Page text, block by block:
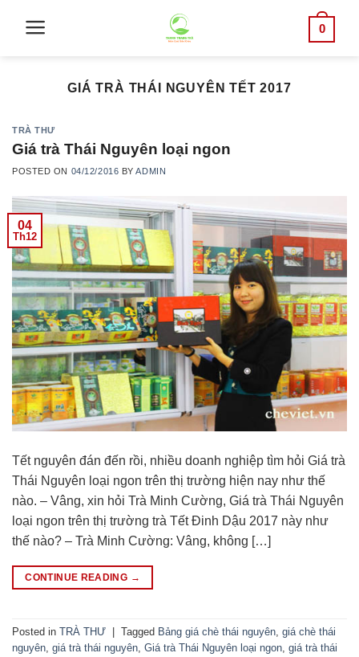
0
GIÁ TRÀ THÁI NGUYÊN TẾT 2017
TRÀ THƯ
Giá trà Thái Nguyên loại ngon
POSTED ON 04/12/2016 BYADMIN
04
Th12
Tết nguyên đán đến rồi, nhiều doanh nghiệp tìm hỏi Giá trà
Thái Nguyên loại ngon trên thị trường hiện nay như thế
nào. – Vâng, xin hỏi Trà Minh Cường, Giá trà Thái Nguyên
loại ngon trên thị trường trà Tết Đinh Dậu 2017 này như
thế nào? – Trà Minh Cường: Vâng, không […]
CONTINUE READING →
Posted in TRÀ THƯ Tagged Bảng giá chè thái nguyên, giá chè thái
nguyên, giá trà thái nguyên, Giá trà Thái Nguyên loại ngon, giá trà thái